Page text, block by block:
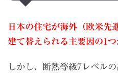
日本の住宅が海外（欧米先
建て替えられる主要因の1
しかし、断熱等級7レベル